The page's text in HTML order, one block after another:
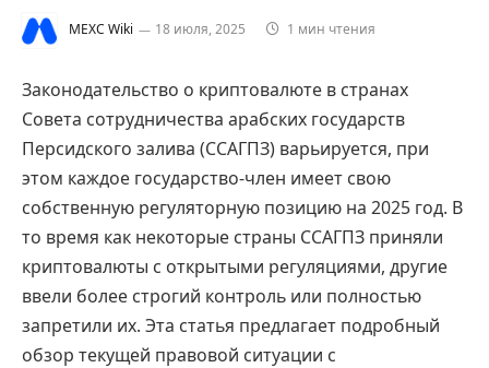
MEXC Wiki 18 июля, 2025 1 мин чтения
Законодательство о криптовалюте в странах
Совета сотрудничества арабских государств
Персидского залива (ССАГПЗ) варьируется, при
этом каждое государство-член имеет свою
собственную регуляторную позицию на 2025 год. В
то время как некоторые страны ССАГПЗ приняли
криптовалюты с открытыми регуляциями, другие
ввели более строгий контроль или полностью
запретили их. Эта статья предлагает подробный
обзор текущей правовой ситуации с